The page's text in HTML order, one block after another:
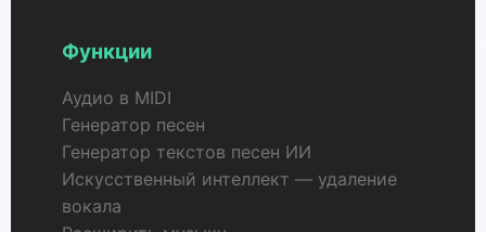
Функции
Аудио в MIDI
Генератор песен
Генератор текстов песен ИИ
Искусственный интеллект — удаление
вокала